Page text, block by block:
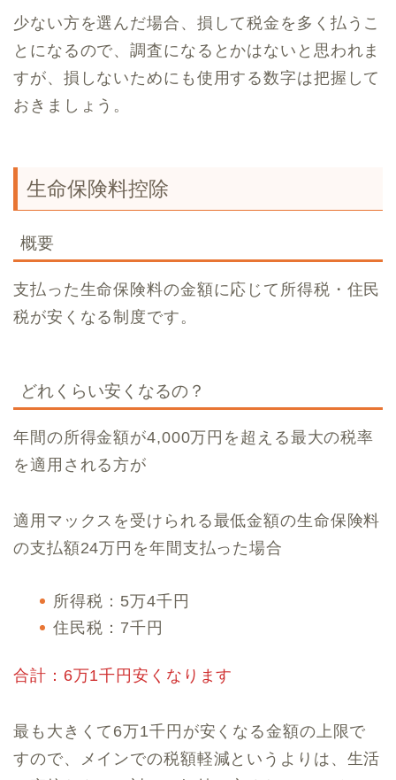
少ない方を選んだ場合、損して税金を多く払うこ
とになるので、調査になるとかはないと思われま
すが、損しないためにも使用する数字は把握して
おきましょう。
生命保険料控除
概要
支払った生命保険料の金額に応じて所得税・住民
税が安くなる制度です。
どれくらい安くなるの？
年間の所得金額が4,000万円を超える最大の税率
を適用される方が
適用マックスを受けられる最低金額の生命保険料
の支払額24万円を年間支払った場合
所得税：5万4千円
住民税：7千円
合計：6万1千円安くなります
最も大きくて6万1千円が安くなる金額の上限で
すので、メインでの税額軽減というよりは、生活